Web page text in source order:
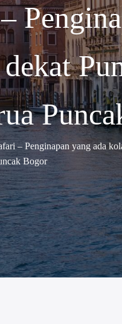
– Penginapan yang ada
Bogor